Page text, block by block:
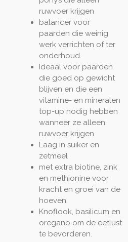
ruwvoer krijgen
balancer voor
paarden die weinig
werk verrichten of ter
onderhoud.
Ideaal voor paarden
die goed op gewicht
blijven en die een
vitamine- en mineralen
top-up nodig hebben
wanneer ze alleen
ruwvoer krijgen.
Laag in suiker en
zetmeel
met extra biotine, zink
en methionine voor
kracht en groei van de
hoeven.
Knoflook, basilicum en
oregano om de eetlust
te bevorderen.